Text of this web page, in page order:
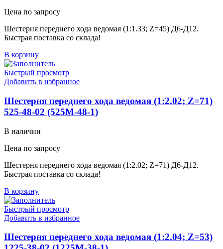
Цена по запросу
Шестерня переднего хода ведомая (1:1.33; Z=45) Д6-Д12.
Быстрая поставка со склада!
В корзину
Быстрый просмотр
Добавить в избранное
Шестерня переднего хода ведомая (1:2.02; Z=71)
525-48-02 (525М-48-1)
В наличии
Цена по запросу
Шестерня переднего хода ведомая (1:2.02; Z=71) Д6-Д12.
Быстрая поставка со склада!
В корзину
Быстрый просмотр
Добавить в избранное
Шестерня переднего хода ведомая (1:2.04; Z=53)